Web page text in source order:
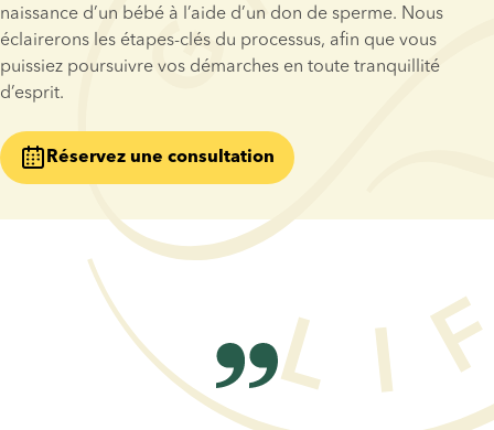
naissance d’un bébé à l’aide d’un don de sperme. Nous
éclairerons les étapes-clés du processus, afin que vous
puissiez poursuivre vos démarches en toute tranquillité
d’esprit.
Réservez une consultation